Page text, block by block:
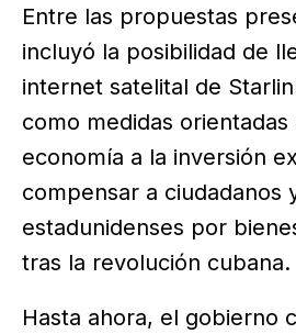
Entre las propuestas
incluyó la posibilidad de
internet satelital de
como medidas orientadas
economía a la inversión
compensar a ciudadanos
estadunidenses por
tras la revolución cubana.
Hasta ahora, el gobierno